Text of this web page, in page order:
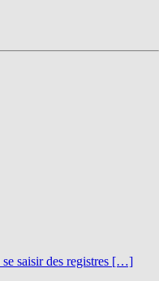
se saisir des registres […]